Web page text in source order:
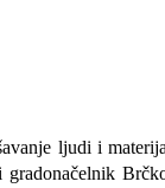
ljudi i
gradonačelnik